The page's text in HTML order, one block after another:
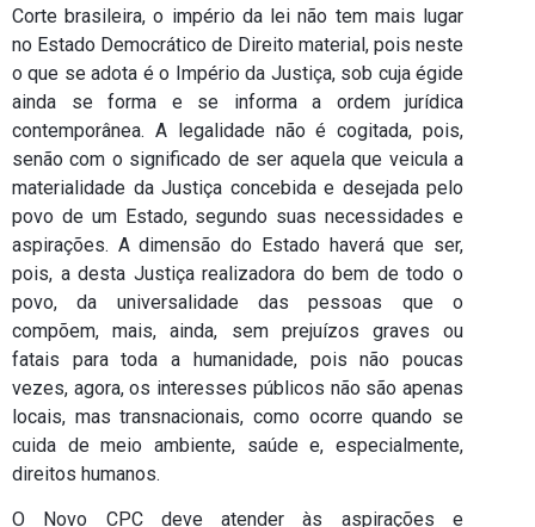
Corte brasileira, o império da lei não tem mais lugar
no Estado Democrático de Direito material, pois neste
o que se adota é o Império da Justiça, sob cuja égide
ainda se forma e se informa a ordem jurídica
contemporânea. A legalidade não é cogitada, pois,
senão com o significado de ser aquela que veicula a
materialidade da Justiça concebida e desejada pelo
povo de um Estado, segundo suas necessidades e
aspirações. A dimensão do Estado haverá que ser,
pois, a desta Justiça realizadora do bem de todo o
povo, da universalidade das pessoas que o
compõem, mais, ainda, sem prejuízos graves ou
fatais para toda a humanidade, pois não poucas
vezes, agora, os interesses públicos não são apenas
locais, mas transnacionais, como ocorre quando se
cuida de meio ambiente, saúde e, especialmente,
direitos humanos.
O Novo CPC deve atender às aspirações e